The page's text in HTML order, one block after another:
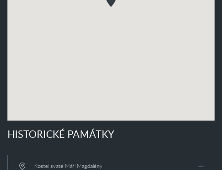
HISTORICKÉ PAMÁTKY
Kostel svaté Máří Magdalény